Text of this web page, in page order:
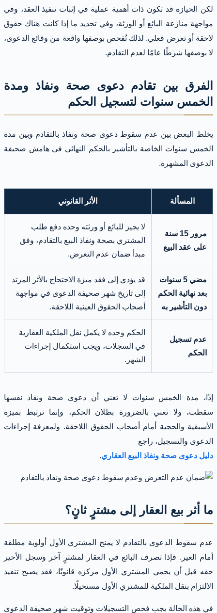
لكن الحيازة قد تكون ذات أهمية عملية في إثبات تنفيذ العقد، وفي
مواجهة منازعة البائع أو الورثة، وفي تحديد ما إذا كانت هناك حقوق
لاحقة أو تعرض فعلي. لذلك تُفحص بوصفها واقعة من وقائع الدعوى،
لا بوصفها شرطًا عامًا لعدم التقادم.
الفرق بين تقادم دعوى صحة ونفاذ ومدة
الخمس سنوات لتسجيل الحكم
يخلط البعض بين عدم سقوط دعوى صحة ونفاذ بالتقادم وبين مدة
الخمس سنوات الخاصة بالتأشير بالحكم النهائي في هامش صحيفة
الدعوى المشهرة.
المسألة الأثر القانوني
مرور 15 سنة
على عقد البيع
لا يجيز للبائع أو ورثته وحده دفع طلب
المشتري بصحة ونفاذ البيع بالتقادم، وفق
مبدأ ضمان عدم التعرض.
مضي 5 سنوات
بعد نهائية الحكم
دون التأشير به
قد يؤدي إلى فقد ميزة الاحتجاج بالأثر المرتد
إلى تاريخ شهر صحيفة الدعوى في مواجهة
أصحاب الحقوق العينية اللاحقة.
عدم تسجيل
الحكم
الحكم وحده لا يكمل نقل الملكية العقارية
في السجلات، ويجب استكمال إجراءات
الشهر.
إذًا، مدة الخمس سنوات لا تعني أن دعوى صحة ونفاذ نفسها
سقطت، ولا تعني بالضرورة بطلان الحكم، وإنما ترتبط بميزة
الأسبقية والحجية أمام أصحاب الحقوق اللاحقة. ولمعرفة إجراءات
الدعوى والتسجيل، راجع
دليل دعوى صحة ونفاذ البيع العقاري.
ما أثر بيع العقار إلى مشترٍ ثانٍ؟
عدم سقوط الدعوى بالتقادم لا يمنح المشتري الأول أولوية مطلقة
أمام الغير. فإذا تصرف البائع في العقار لمشترٍ آخر وسجل الأخير
حقه قبل أن يحمي المشتري الأول مركزه قانونًا، فقد يصبح تنفيذ
الالتزام بنقل الملكية للمشتري الأول مستحيلًا.
في هذه الحالة يجب فحص التسجيلات وتوقيت شهر صحيفة الدعوى